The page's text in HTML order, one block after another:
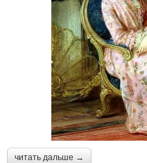
читать дальше →